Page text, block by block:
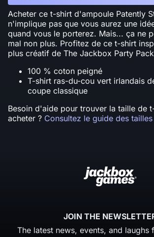
Acheter ce t-shirt d'ampoule Patently
n'implique pas que vous aurez une
quand vous le porterez. Mais... ça ne
mal non plus. Profitez de ce t-shirt
plus créatif de The Jackbox Party
100 % coton peigné
T-shirt ras-du-cou vert irlandais
coupe classique
Besoin d'aide pour trouver la taille de
acheter ? Consultez le guide des
JOIN THE
The latest news, events, and laughs